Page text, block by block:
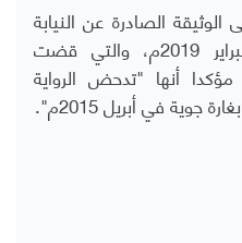
الصادرة عن النيابة
الجزائية بصنعاء بتاريخ 5 فبراير 2019م، والتي قضت
أنها "تدحض الرواية
جوية في أبريل 2015م".